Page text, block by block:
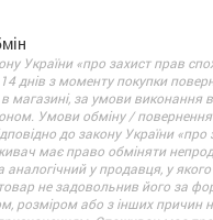
України «про захист прав
днів з моменту покупки
магазині, за умови виконання
Умови обміну /
до закону України
має право обміняти
аналогічний у продавця, у якого
не задовольнив його за
розміром або з інших причин